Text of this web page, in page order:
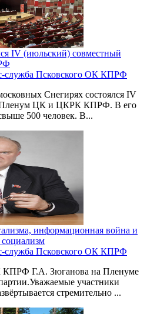
IV (июльский) совместный
служба Псковского ОК КПРФ
Снегирях состоялся IV
Пленум ЦК и ЦКРК КПРФ. В его
500 человек. В...
информационная война и
служба Псковского ОК КПРФ
КПРФ Г.А. Зюганова на Пленуме
участники
стремительно ...